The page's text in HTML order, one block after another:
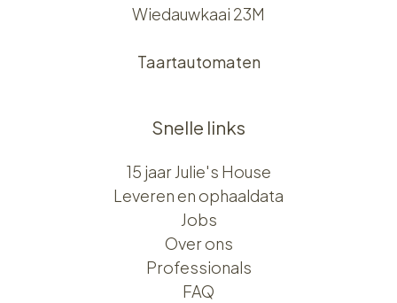
Wiedauwkaai 23M
Taartautomaten
Snelle links
15 jaar Julie's House
Leveren en ophaaldata
Jobs
Over ons​​
Professionals
FAQ